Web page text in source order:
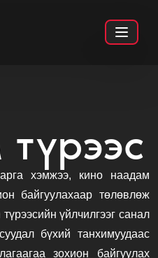
хэмжээ, кино наадам
байгуулахаар төлөвлөж
үйлчилгээг санал
бүхий танхимуудаас
зохион байгуулах